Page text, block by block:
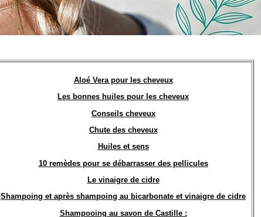
Aloé Vera pour les cheveux
Les bonnes huiles pour les cheveux
Conseils cheveux
Chute des cheveux
Huiles et sens
10 remèdes pour se débarrasser des pellicules
Le vinaigre de cidre
Shampoing et après shampoing au bicarbonate et vinaigre de cidre
Shampooing au savon de Castille :